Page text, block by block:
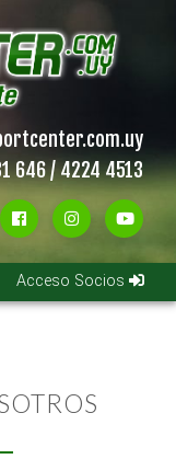
646 / 4224 4513
Acceso Socios